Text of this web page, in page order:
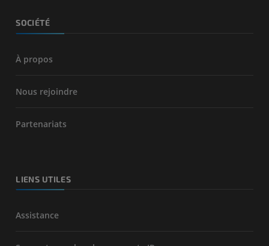
SOCIÉTÉ
À propos
Nous rejoindre
Partenariats
LIENS UTILES
Assistance